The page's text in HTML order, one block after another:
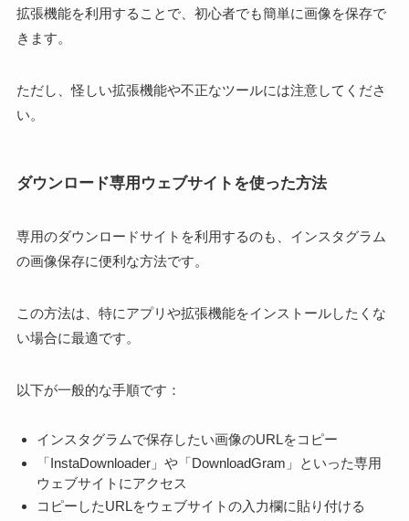
拡張機能を利用することで、初心者でも簡単に画像を保存で
きます。
ただし、怪しい拡張機能や不正なツールには注意してくださ
い。
ダウンロード専用ウェブサイトを使った方法
専用のダウンロードサイトを利用するのも、インスタグラム
の画像保存に便利な方法です。
この方法は、特にアプリや拡張機能をインストールしたくな
い場合に最適です。
以下が一般的な手順です：
インスタグラムで保存したい画像のURLをコピー
「InstaDownloader」や「DownloadGram」といった専用
ウェブサイトにアクセス
コピーしたURLをウェブサイトの入力欄に貼り付ける